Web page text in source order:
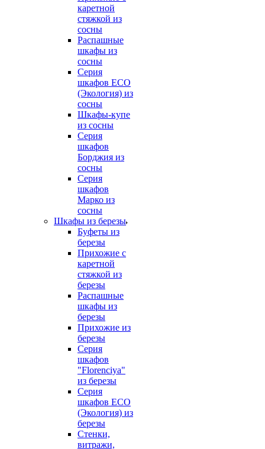
каретной
стяжкой из
сосны
Распашные
шкафы из
сосны
Серия
шкафов ECO
(Экология) из
сосны
Шкафы-купе
из сосны
Серия
шкафов
Борджия из
сосны
Серия
шкафов
Марко из
сосны
Шкафы из березы
Буфеты из
березы
Прихожие с
каретной
стяжкой из
березы
Распашные
шкафы из
березы
Прихожие из
березы
Серия
шкафов
"Florenciya"
из березы
Серия
шкафов ECO
(Экология) из
березы
Стенки,
витражи,